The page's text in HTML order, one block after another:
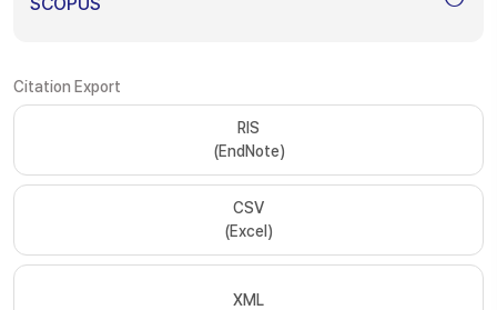
Citation Export
RIS
(EndNote)
CSV
(Excel)
XML